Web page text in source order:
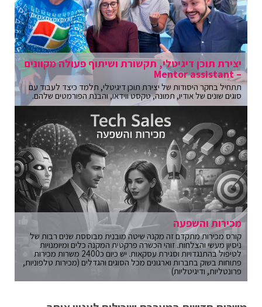
יצירת תוכן דיגיטלי, תקשורת ושיתוף פעולה מקוונים
– Mentor assistant
תתחיל בחקר היסודות של יצירת תוכן דיגיטלי, תלמד כיצד לעבוד עם
סוגים שונים של אודיו, תמונה, טקסט ווידאו, והבנת הפורמטים שלהם.
מכירות והשפעה
קורס מכירות מתקדם זה מקנה שיטה מובנית מבוססת שנים רבות של
ניסיון מעשי והצלחות. זוהי הכשרה פרקטית המקנה כלים ומיומנויות
לטיפול בהתנגדויות וסגירת עסקאות. יש כיום כ2400 משרות מכירות
פתוחות בשוק בחברות וארגונים מכל הסוגים והגדלים (מכירות טלפוניות,
פרונטליות, ודיגיטליות)